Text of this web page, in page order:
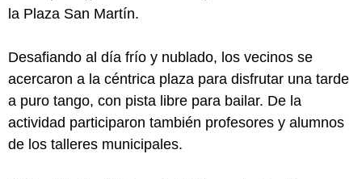
la Plaza San Martín.
Desafiando al día frío y nublado, los vecinos se
acercaron a la céntrica plaza para disfrutar una tarde
a puro tango, con pista libre para bailar. De la
actividad participaron también profesores y alumnos
de los talleres municipales.